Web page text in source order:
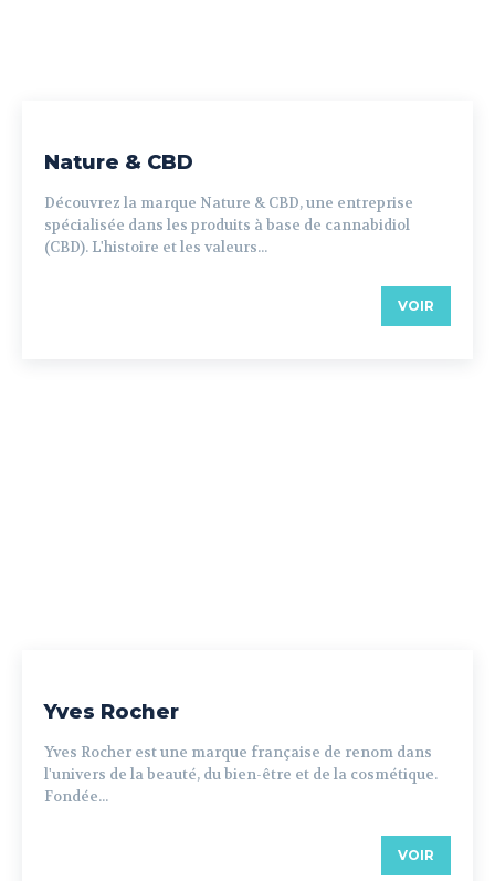
Nature & CBD
Découvrez la marque Nature & CBD, une entreprise
spécialisée dans les produits à base de cannabidiol
(CBD). L'histoire et les valeurs...
VOIR
Yves Rocher
Yves Rocher est une marque française de renom dans
l'univers de la beauté, du bien-être et de la cosmétique.
Fondée...
VOIR